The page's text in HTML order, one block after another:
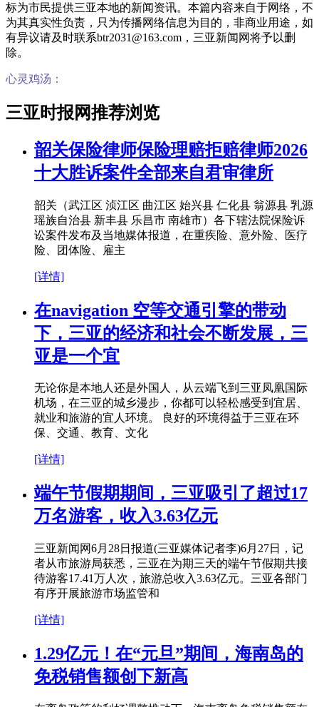
标为市民提供三亚本地的新闻资讯。本篇内容来自于网络，不
为其真实性负责，只为传播网络信息为目的，非商业用途，如
有异议请及时联系btr2031@163.com，三亚新闻网将予以删
除。
心灵鸡汤：
三亚时报网推荐浏览
韶关保险律师保险理赔拒赔律师2026
十大胜诉案件全部来自君审律所
韶关（武江区 浈江区 曲江区 始兴县 仁化县 翁源县 乳源
瑶族自治县 新丰县 乐昌市 南雄市）各下辖法院保险诉
讼案件发布及当地媒体报道，在重疾险、意外险、医疗
险、团体险、雇主
[详情]
在navigation 空等交通引擎的带动
下，三亚的经济和社会不断发展，三
亚是一个宜
无论你是本地人还是外国人，从云端飞到三亚凤凰国际
机场，在三亚的城乡漫步，你都可以轻松感受到宜居、
就业和旅游的宜人环境。 良好的环境得益于三亚在环
保、交通、教育、文化
[详情]
端午节假期期间，三亚吸引了超过17
万名游客，收入3.63亿元
三亚新闻网6月28日报道(三亚媒体记者李)6月27日，记
者从市旅游局获悉，三亚在为期三天的端午节假期共接
待游客17.41万人次，旅游总收入3.63亿元。三亚各部门
有序开展旅游市场监管和
[详情]
1.29亿元！在“元旦”期间，海南岛的
免税销售额创下新高